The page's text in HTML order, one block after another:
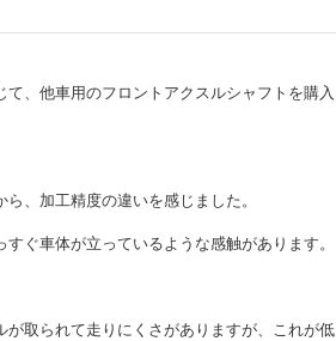
、他車用のフロントアクスルシャフトを購入
、加工精度の違いを感じました。
ぐ車体が立っているような感触があります。
取られて走りにくさがありますが、これが低